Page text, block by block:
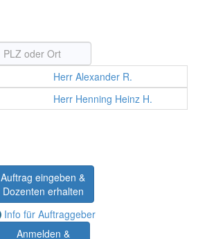
Herr Alexander R.
Herr Henning Heinz H.
Auftrag eingeben &
Dozenten erhalten
Info für Auftraggeber
Anmelden &